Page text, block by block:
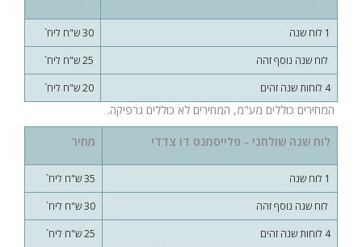
1 לוח שנה
30 ש"ח ליח`
לוח שנה נוסף זהה
25 ש"ח ליח`
4 לוחות שנה זהים
20 ש"ח ליח`
המחירים כוללים מע"מ, המחירים לא כוללים גרפיקה.
לוח שנה שולחני - פלייסמנט דו צדדי מחיר
1 לוח שנה
35 ש"ח ליח`
לוח שנה נוסף זהה
30 ש"ח ליח`
4 לוחות שנה זהים
25 ש"ח ליח`